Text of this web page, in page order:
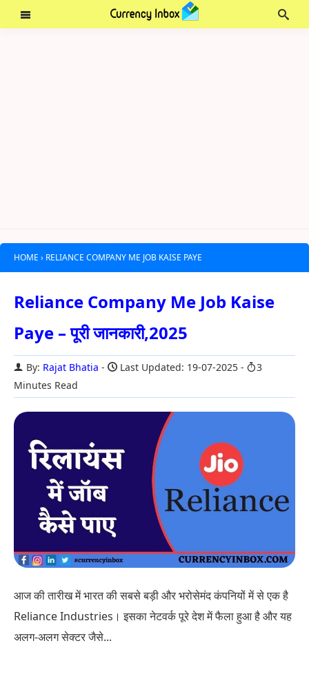
HOME › RELIANCE COMPANY ME JOB KAISE PAYE
Reliance Company Me Job Kaise
Paye – पूरी जानकारी,2025
By: Rajat Bhatia Last Updated: 19-07-2025
3
Minutes Read
आज की तारीख में भारत की सबसे बड़ी और भरोसेमंद कंपनियों में से एक है
Reliance Industries। इसका नेटवर्क पूरे देश में फैला हुआ है और यह
अलग-अलग सेक्टर जैसे...